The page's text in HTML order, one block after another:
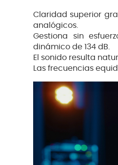
Claridad superior
analógicos.
Gestiona sin
dinámico de 134 dB.
El sonido resulta
Las frecuencias